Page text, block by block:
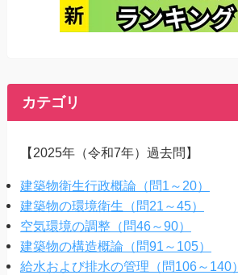
カテゴリ
【2025年（令和7年）過去問】
建築物衛生行政概論（問1～20）
建築物の環境衛生（問21～45）
空気環境の調整（問46～90）
建築物の構造概論（問91～105）
給水および排水の管理（問106～140）